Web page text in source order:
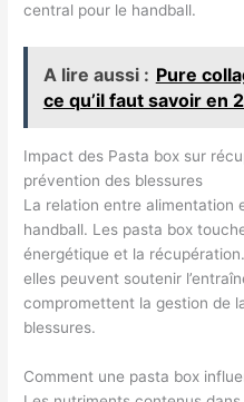
central pour le handball.
A lire aussi : Pure
ce qu’il faut savoir en
Impact des Pasta box sur
prévention des blessures
La relation entre alimentation
handball. Les pasta box
énergétique et la
elles peuvent soutenir
compromettent la gestion de
blessures.
Comment une pasta box